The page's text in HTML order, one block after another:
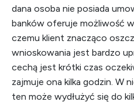
dana osoba nie posiada
banków oferuje możliwość
czemu klient znacząco
wnioskowania jest bardzo
cechą jest krótki czas
zajmuje ona kilka godzin. W
ten może wydłużyć się do